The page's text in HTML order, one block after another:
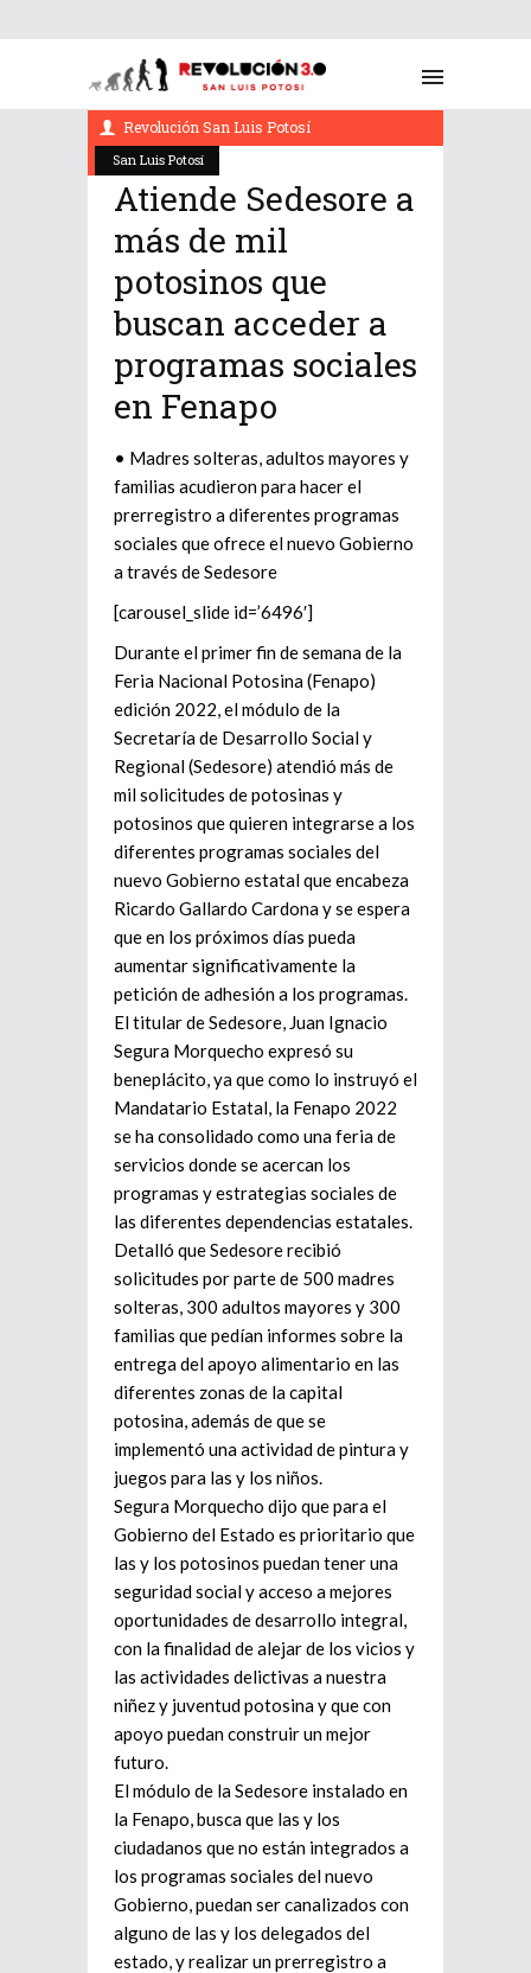
San Luis Potosí
agosto 9, 2022
Revolución San Luis Potosí
Atiende Sedesore a
más de mil
potosinos que
buscan acceder a
programas sociales
en Fenapo
• Madres solteras, adultos mayores y
familias acudieron para hacer el
prerregistro a diferentes programas
sociales que ofrece el nuevo Gobierno
a través de Sedesore
[carousel_slide id=’6496′]
Durante el primer fin de semana de la
Feria Nacional Potosina (Fenapo)
edición 2022, el módulo de la
Secretaría de Desarrollo Social y
Regional (Sedesore) atendió más de
mil solicitudes de potosinas y
potosinos que quieren integrarse a los
diferentes programas sociales del
nuevo Gobierno estatal que encabeza
Ricardo Gallardo Cardona y se espera
que en los próximos días pueda
aumentar significativamente la
petición de adhesión a los programas.
El titular de Sedesore, Juan Ignacio
Segura Morquecho expresó su
beneplácito, ya que como lo instruyó el
Mandatario Estatal, la Fenapo 2022
se ha consolidado como una feria de
servicios donde se acercan los
programas y estrategias sociales de
las diferentes dependencias estatales.
Detalló que Sedesore recibió
solicitudes por parte de 500 madres
solteras, 300 adultos mayores y 300
familias que pedían informes sobre la
entrega del apoyo alimentario en las
diferentes zonas de la capital
potosina, además de que se
implementó una actividad de pintura y
juegos para las y los niños.
Segura Morquecho dijo que para el
Gobierno del Estado es prioritario que
las y los potosinos puedan tener una
seguridad social y acceso a mejores
oportunidades de desarrollo integral,
con la finalidad de alejar de los vicios y
las actividades delictivas a nuestra
niñez y juventud potosina y que con
apoyo puedan construir un mejor
futuro.
El módulo de la Sedesore instalado en
la Fenapo, busca que las y los
ciudadanos que no están integrados a
los programas sociales del nuevo
Gobierno, puedan ser canalizados con
alguno de las y los delegados del
estado, y realizar un prerregistro a